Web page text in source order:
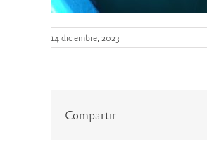
14 diciembre, 2023
Compartir